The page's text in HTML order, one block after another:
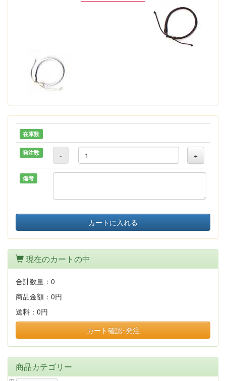
在庫数
発注数 - +
備考
カートに入れる
現在のカートの中
合計数量： 0
商品金額： 0円
送料： 0円
カート確認･発注
商品カテゴリー